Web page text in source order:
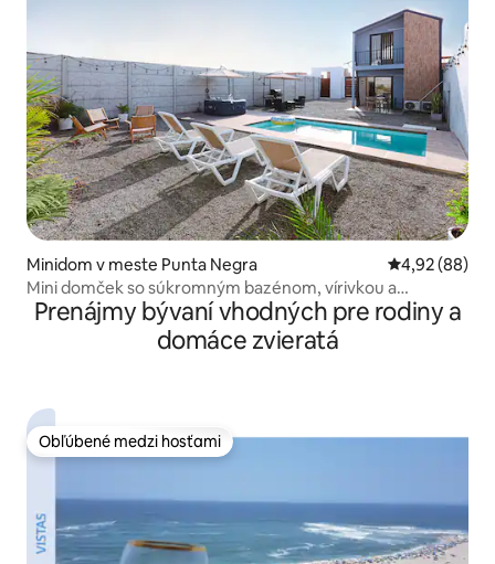
Minidom v meste Punta Negra Priemerné
4,92 (88)
Mini domček so súkromným bazénom, vírivkou a
Starlinkom
Prenájmy bývaní vhodných pre rodiny a
domáce zvieratá
Obľúbené medzi hosťami
Obľúbené medzi hosťami